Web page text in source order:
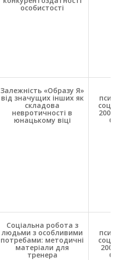
особистості
Залежність «Образу Я»
від значущих інших як
складова
невротичності в
юнацькому віці
соц.
С.
Соціальна робота з
людьми з особливими
потребами: методичні
матеріали для
тренера
соц.
С.